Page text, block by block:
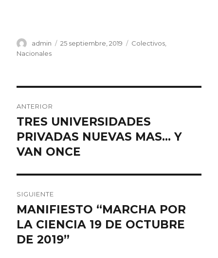
Autor
admin
Publicado
25 septiembre, 2019 Categorías
Colectivos
Nacionales
de
entradas
ANTERIOR
Entrada
anterior:
TRES UNIVERSIDADES
PRIVADAS NUEVAS MAS… Y
VAN ONCE
SIGUIENTE
Entrada
siguiente:
MANIFIESTO “MARCHA POR
LA CIENCIA 19 DE OCTUBRE
DE 2019”